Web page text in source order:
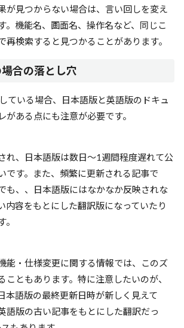
が見つからない場合は、言い回しを変え
。機能名、画面名、操作名など、同じこ
再検索すると見つかることがあります。
合の落とし穴
ている場合、日本語版と英語版のドキュ
がある点にも注意が必要です。
れ、日本語版は数日〜1週間程度遅れて公
です。また、頻繁に更新される記事で
も、、日本語版にはなかなか反映されな
内容をもとにした翻訳版になっていたり
能・仕様変更に関する情報では、このズ
こともあります。特に注意したいのが、
本語版の最終更新日時が新しく見えて
語版の古い記事をもとにした翻訳だっ